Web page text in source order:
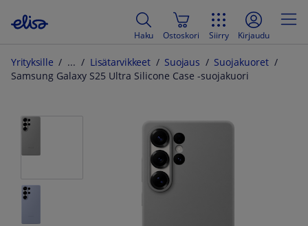
Haku Ostoskori Siirry Kirjaudu
Yrityksille Lisätarvikkeet Suojaus
Suojakuoret
Samsung Galaxy S25 Ultra Silicone Case -suojakuori